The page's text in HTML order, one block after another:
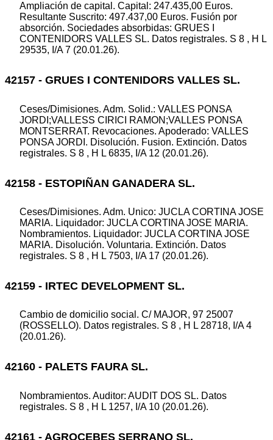
Ampliación de capital. Capital: 247.435,00 Euros.
Resultante Suscrito: 497.437,00 Euros. Fusión por
absorción. Sociedades absorbidas: GRUES I
CONTENIDORS VALLES SL. Datos registrales. S 8 , H L
29535, I/A 7 (20.01.26).
42157 - GRUES I CONTENIDORS VALLES SL.
Ceses/Dimisiones. Adm. Solid.: VALLES PONSA
JORDI;VALLESS CIRICI RAMON;VALLES PONSA
MONTSERRAT. Revocaciones. Apoderado: VALLES
PONSA JORDI. Disolución. Fusion. Extinción. Datos
registrales. S 8 , H L 6835, I/A 12 (20.01.26).
42158 - ESTOPIÑAN GANADERA SL.
Ceses/Dimisiones. Adm. Unico: JUCLA CORTINA JOSE
MARIA. Liquidador: JUCLA CORTINA JOSE MARIA.
Nombramientos. Liquidador: JUCLA CORTINA JOSE
MARIA. Disolución. Voluntaria. Extinción. Datos
registrales. S 8 , H L 7503, I/A 17 (20.01.26).
42159 - IRTEC DEVELOPMENT SL.
Cambio de domicilio social. C/ MAJOR, 97 25007
(ROSSELLO). Datos registrales. S 8 , H L 28718, I/A 4
(20.01.26).
42160 - PALETS FAURA SL.
Nombramientos. Auditor: AUDIT DOS SL. Datos
registrales. S 8 , H L 1257, I/A 10 (20.01.26).
42161 - AGROCEBES SERRANO SL.